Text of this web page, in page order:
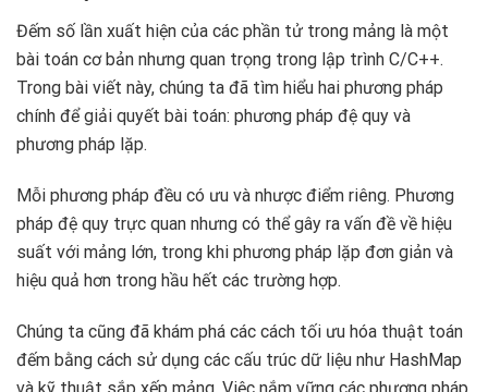
Đếm số lần xuất hiện của các phần tử trong mảng là một
bài toán cơ bản nhưng quan trọng trong lập trình C/C++.
Trong bài viết này, chúng ta đã tìm hiểu hai phương pháp
chính để giải quyết bài toán: phương pháp đệ quy và
phương pháp lặp.
Mỗi phương pháp đều có ưu và nhược điểm riêng. Phương
pháp đệ quy trực quan nhưng có thể gây ra vấn đề về hiệu
suất với mảng lớn, trong khi phương pháp lặp đơn giản và
hiệu quả hơn trong hầu hết các trường hợp.
Chúng ta cũng đã khám phá các cách tối ưu hóa thuật toán
đếm bằng cách sử dụng các cấu trúc dữ liệu như HashMap